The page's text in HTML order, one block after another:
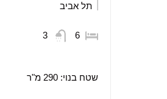
תל אביב
6
3
שטח בנוי: 290 מ"ר